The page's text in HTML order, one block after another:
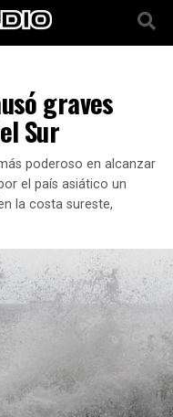
graves
Sur
poderoso en alcanzar
el país asiático un
la costa sureste,